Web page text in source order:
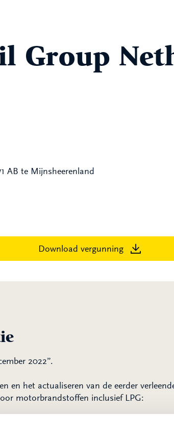
Group
AB te Mijnsheerenland
Download vergunning
2022”.
en het actualiseren van de eerder
motorbrandstoffen inclusief LPG:
mei 1991 (kenmerk: BI 90.2002.370).